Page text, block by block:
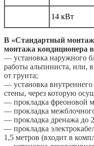
14 кВт
В «Стандартный
монтажа кондиционера
— установка наружного
работы альпиниста, или,
от грунта;
— установка внутреннего
стены, через которую
— прокладка фреоновой
— прокладка
— прокладка дренажа до
— прокладка
1,5 метров (входит в